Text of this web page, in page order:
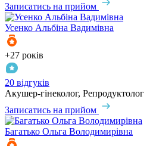
Записатись на прийом
Усенко Альбіна Вадимівна
+27 років
20 відгуків
Акушер-гінеколог, Репродуктолог
Записатись на прийом
Багатько Ольга Володимирівна